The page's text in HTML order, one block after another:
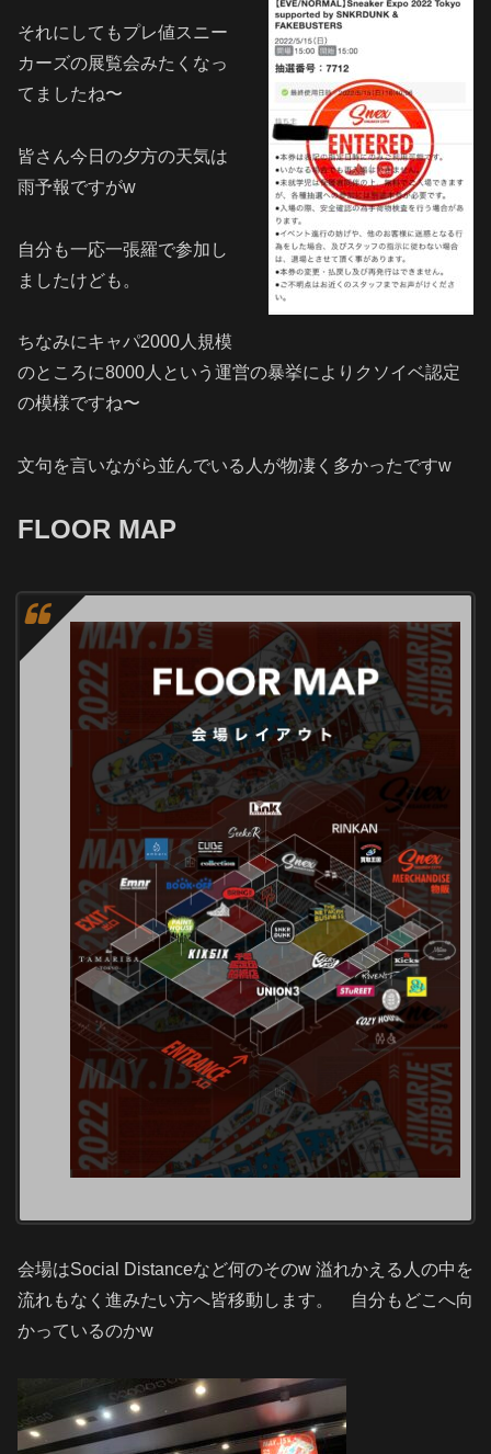
それにしてもプレ値スニー
カーズの展覧会みたくなっ
てましたね〜
皆さん今日の夕方の天気は
雨予報ですがw
自分も一応一張羅で参加し
ましたけども。
ちなみにキャパ2000人規模
のところに8000人という運営の暴挙によりクソイベ認定
の模様ですね〜
文句を言いながら並んでいる人が物凄く多かったですw
FLOOR MAP
会場はSocial Distanceなど何のそのw 溢れかえる人の中を
流れもなく進みたい方へ皆移動します。 自分もどこへ向
かっているのかw